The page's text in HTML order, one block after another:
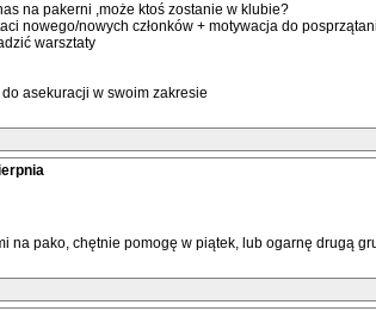
na pakerni ,może ktoś zostanie w klubie?
nowego/nowych członków + motywacja do
warsztaty
asekuracji w swoim zakresie
na pako, chętnie pomogę w piątek, lub ogarnę drugą